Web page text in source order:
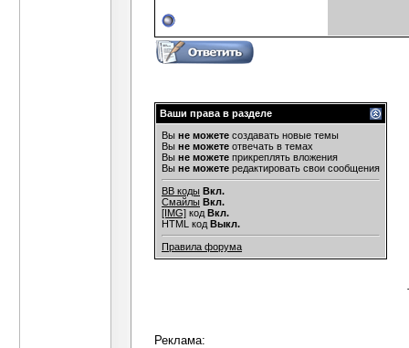
Ваши права в разделе
Вы не можете создавать новые темы
Вы не можете отвечать в темах
Вы не можете прикреплять вложения
Вы не можете редактировать свои сообщения
BB коды Вкл.
Смайлы Вкл.
[IMG] код Вкл.
HTML код Выкл.
Правила форума
Реклама: